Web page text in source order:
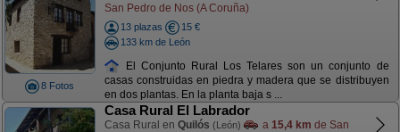
8 Fotos
San Pedro de Nos (A Coruña)
13 plazas
15 €
133 km de León
El Conjunto Rural Los Telares son un conjunto de
casas construidas en piedra y madera que se distribuyen
en dos plantas. En la planta baja s ...
Casa Rural El Labrador
Casa Rural en Quilós (León) a 15,4 km de San